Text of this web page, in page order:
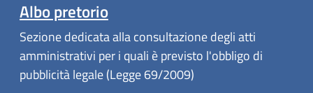
Albo pretorio
Sezione dedicata alla consultazione degli atti
amministrativi per i quali è previsto l'obbligo di
pubblicità legale (Legge 69/2009)